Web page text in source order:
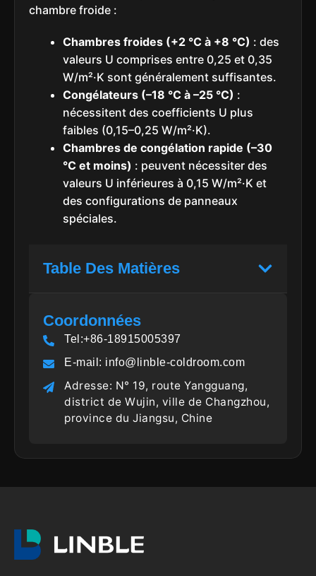
chambre froide :
Chambres froides (+2 °C à +8 °C) : des
valeurs U comprises entre 0,25 et 0,35
W/m²·K sont généralement suffisantes.
Congélateurs (–18 °C à –25 °C) :
nécessitent des coefficients U plus
faibles (0,15–0,25 W/m²·K).
Chambres de congélation rapide (–30
°C et moins) : peuvent nécessiter des
valeurs U inférieures à 0,15 W/m²·K et
des configurations de panneaux
spéciales.
Table Des Matières
Coordonnées
Tel:+86-18915005397
E-mail: info@linble-coldroom.com
Adresse: N° 19, route Yangguang,
district de Wujin, ville de Changzhou,
province du Jiangsu, Chine